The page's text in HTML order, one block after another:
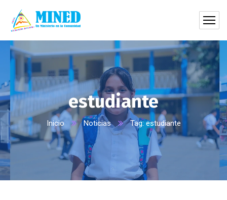
estudiante
Inicio Noticias Tag: estudiante